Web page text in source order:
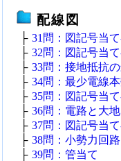
配線図
├ 31問：図記号当て
├ 32問：図記号当て
├ 33問：接地抵抗
├ 34問：最少電線
├ 35問：図記号当
├ 36問：電路と大
├ 37問：図記号当
├ 38問：小勢力回路
├ 39問：管当て